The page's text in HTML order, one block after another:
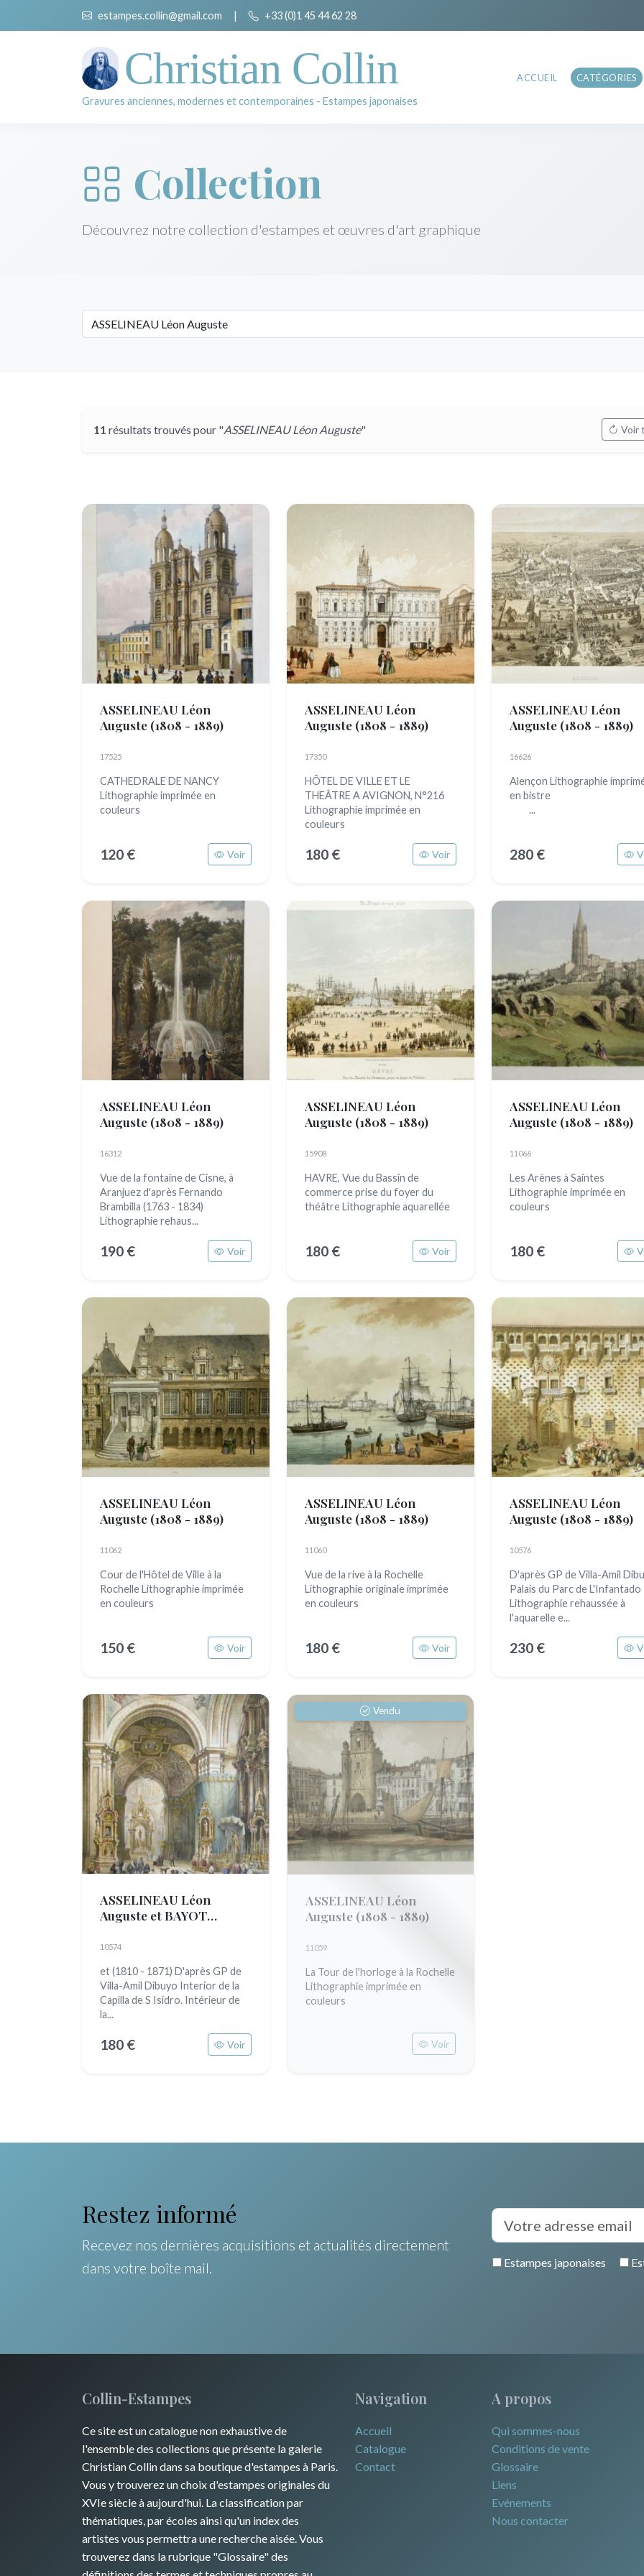
estampes.collin@gmail.com | +33 (0)1 45 44 62 28
Christian Collin
Gravures anciennes, modernes et contemporaines - Estampes japonaises
ACCUEIL CATÉGORIES
Collection
Découvrez notre collection d'estampes et œuvres d'art graphique
11 résultats trouvés pour "ASSELINEAU Léon Auguste" Voir
ASSELINEAU Léon
Auguste (1808 - 1889)
17525
CATHEDRALE DE NANCY
Lithographie imprimée en
couleurs
120 € Voir
ASSELINEAU Léon
Auguste (1808 - 1889)
17350
HÔTEL DE VILLE ET LE
THEÂTRE A AVIGNON, N°216
Lithographie imprimée en
couleurs
180 € Voir
ASSELINEAU Léon
Auguste (1808 - 1889)
16626
Alençon Lithographie
en
...
280 €
ASSELINEAU Léon
Auguste (1808 - 1889)
16312
Vue de la fontaine de Cisne, à
Aranjuez d'après Fernando
Brambilla (1763 - 1834)
Lithographie rehaus...
190 € Voir
ASSELINEAU Léon
Auguste (1808 - 1889)
15908
HAVRE, Vue du Bassin de
commerce prise du foyer du
théâtre Lithographie aquarellée
180 € Voir
ASSELINEAU Léon
Auguste (1808 - 1889)
11066
Les Arènes à Saintes
Lithographie imprimée en
couleurs
180 €
ASSELINEAU Léon
Auguste (1808 - 1889)
11062
Cour de l'Hôtel de Ville à la
Rochelle Lithographie imprimée
en couleurs
150 € Voir
ASSELINEAU Léon
Auguste (1808 - 1889)
11060
Vue de la rive à la Rochelle
Lithographie originale imprimée
en couleurs
180 € Voir
ASSELINEAU Léon
Auguste (1808 - 1889)
10576
D'après GP de Villa-Amil
Palais du Parc de L'Infantado
Lithographie rehaussée à
l'aquarelle e...
230 €
ASSELINEAU Léon
Auguste et BAYOT
(1808 - 1889)
10574
et (1810 - 1871) D'après GP de
Villa-Amil Dibuyo Interior de la
Capilla de S Isidro. Intérieur de
la...
180 € Voir
Vendu
ASSELINEAU Léon
Auguste (1808 - 1889)
11059
La Tour de l'horloge à la Rochelle
Lithographie imprimée en
couleurs
Voir
Restez informé
Recevez nos dernières acquisitions et actualités directement
dans votre boîte mail.
Estampes japonaises
Collin-Estampes
Ce site est un catalogue non exhaustive de
l'ensemble des collections que présente la galerie
Christian Collin dans sa boutique d'estampes à Paris.
Vous y trouverez un choix d'estampes originales du
XVIe siècle à aujourd'hui. La classification par
thématiques, par écoles ainsi qu'un index des
artistes vous permettra une recherche aisée. Vous
trouverez dans la rubrique "Glossaire" des
Navigation
Accueil
Catalogue
Contact
A propos
Qui sommes-nous
Conditions de vente
Glossaire
Liens
Evénements
Nous contacter